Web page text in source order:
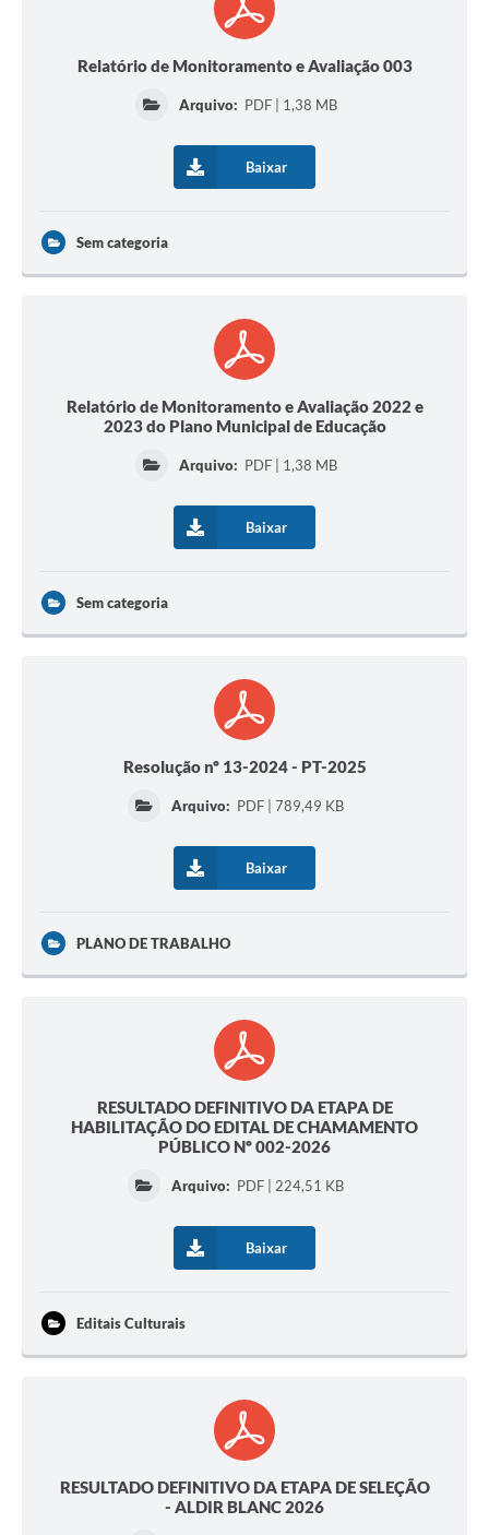
Relatório de Monitoramento e Avaliação 003
Arquivo: PDF | 1,38 MB
Baixar
Sem categoria
Relatório de Monitoramento e Avaliação 2022 e
2023 do Plano Municipal de Educação
Arquivo: PDF | 1,38 MB
Baixar
Sem categoria
Resolução nº 13-2024 - PT-2025
Arquivo: PDF | 789,49 KB
Baixar
PLANO DE TRABALHO
RESULTADO DEFINITIVO DA ETAPA DE
HABILITAÇÃO DO EDITAL DE CHAMAMENTO
PÚBLICO Nº 002-2026
Arquivo: PDF | 224,51 KB
Baixar
Editais Culturais
RESULTADO DEFINITIVO DA ETAPA DE SELEÇÃO
- ALDIR BLANC 2026